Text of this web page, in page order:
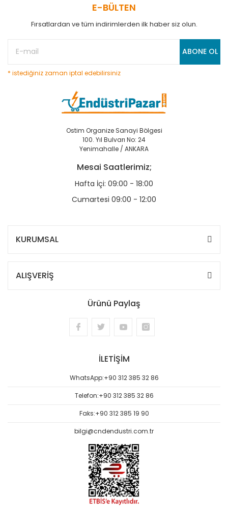
E-BÜLTEN
Fırsatlardan ve tüm indirimlerden ilk haber siz olun.
ABONE OL
* istediğiniz zaman iptal edebilirsiniz
Ostim Organize Sanayi Bölgesi
100. Yıl Bulvarı No: 24
Yenimahalle / ANKARA
Mesai Saatlerimiz;
Hafta İçi: 09:00 - 18:00
Cumartesi 09:00 - 12:00
KURUMSAL
ALIŞVERİŞ
Ürünü Paylaş
İLETİŞİM
WhatsApp:+90 312 385 32 86
Telefon:+90 312 385 32 86
Faks:+90 312 385 19 90
bilgi@cndendustri.com.tr